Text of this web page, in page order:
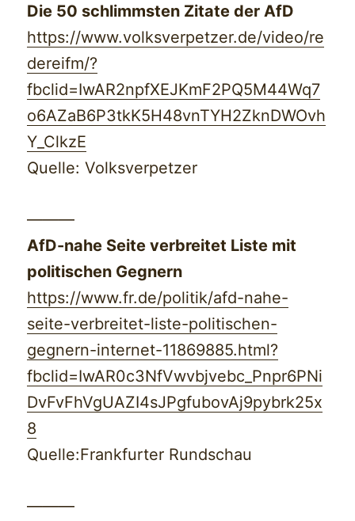
Die 50 schlimmsten Zitate der AfD
https://www.volksverpetzer.de/video/re
dereifm/?
fbclid=IwAR2npfXEJKmF2PQ5M44Wq7
o6AZaB6P3tkK5H48vnTYH2ZknDWOvh
Y_ClkzE
Quelle: Volksverpetzer
———
AfD-nahe Seite verbreitet Liste mit
politischen Gegnern
https://www.fr.de/politik/afd-nahe-
seite-verbreitet-liste-politischen-
gegnern-internet-11869885.html?
fbclid=IwAR0c3NfVwvbjvebc_Pnpr6PNi
DvFvFhVgUAZI4sJPgfubovAj9pybrk25x
8
Quelle:Frankfurter Rundschau
———